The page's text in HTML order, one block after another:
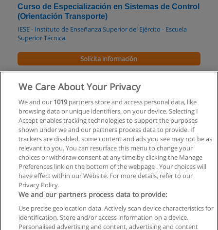
Curso de Especialización en Sistemas de Control
(Orientación Transporte)
IESE - Instituto de Enseñanza Superior del Ejército - Escuela
Superior Técnica
Solicita información
Especialización en Sistemas de Control
(Orientación a Armas)
IESE - Instituto de Enseñanza Superior del Ejército - Escuela
Superior Técnica
Solicita información
Privacidad de datos
Contactar con Educaedu
We Care About Your Privacy
We and our 1019partners store and access personal data, like
browsing data or unique identifiers, on your device. Selecting I
Accept enables tracking technologies to support the purposes
shown under we and our partners process data to provide. If
trackers are disabled, some content and ads you see may not be as
relevant to you. You can resurface this menu to change your
choices or withdraw consent at any time by clicking the Manage
Preferences link on the bottom of the webpage . Your choices will
have effect within our Website. For more details, refer to our
Privacy Policy.
We and our partners process data to provide:
Use precise geolocation data. Actively scan device characteristics for
identification. Store and/or access information on a device.
Personalised advertising and content, advertising and content